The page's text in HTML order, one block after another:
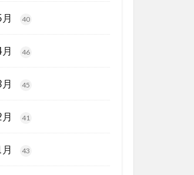
40
46
45
41
43